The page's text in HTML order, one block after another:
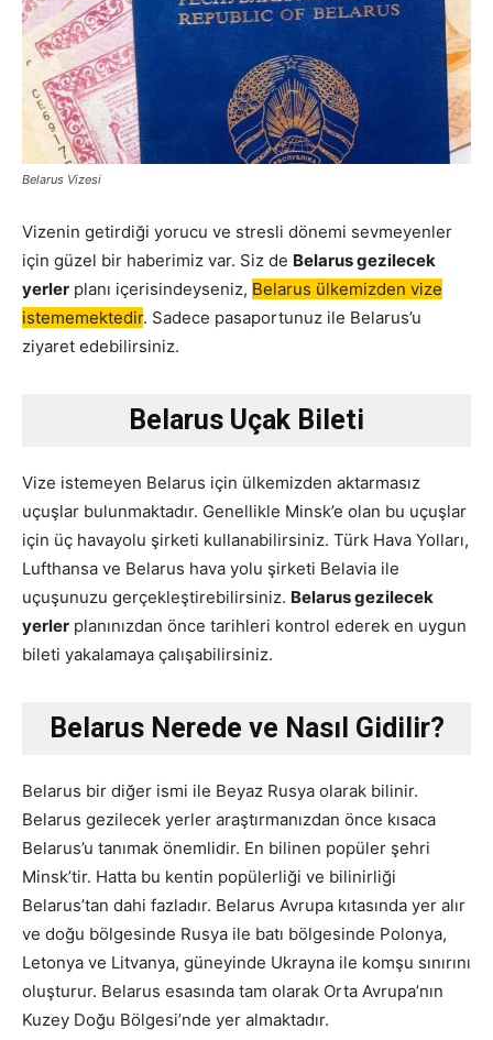
Belarus Vizesi
Vizenin getirdiği yorucu ve stresli dönemi sevmeyenler
için güzel bir haberimiz var. Siz de Belarus gezilecek
yerler planı içerisindeyseniz, Belarus ülkemizden vize
istememektedir. Sadece pasaportunuz ile Belarus’u
ziyaret edebilirsiniz.
Belarus Uçak Bileti
Vize istemeyen Belarus için ülkemizden aktarmasız
uçuşlar bulunmaktadır. Genellikle Minsk’e olan bu uçuşlar
için üç havayolu şirketi kullanabilirsiniz. Türk Hava Yolları,
Lufthansa ve Belarus hava yolu şirketi Belavia ile
uçuşunuzu gerçekleştirebilirsiniz. Belarus gezilecek
yerler planınızdan önce tarihleri kontrol ederek en uygun
bileti yakalamaya çalışabilirsiniz.
Belarus Nerede ve Nasıl Gidilir?
Belarus bir diğer ismi ile Beyaz Rusya olarak bilinir.
Belarus gezilecek yerler araştırmanızdan önce kısaca
Belarus’u tanımak önemlidir. En bilinen popüler şehri
Minsk’tir. Hatta bu kentin popülerliği ve bilinirliği
Belarus’tan dahi fazladır. Belarus Avrupa kıtasında yer alır
ve doğu bölgesinde Rusya ile batı bölgesinde Polonya,
Letonya ve Litvanya, güneyinde Ukrayna ile komşu sınırını
oluşturur. Belarus esasında tam olarak Orta Avrupa’nın
Kuzey Doğu Bölgesi’nde yer almaktadır.